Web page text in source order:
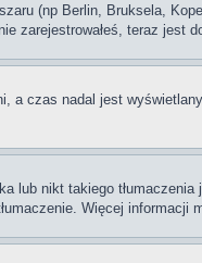
(np Berlin, Bruksela,
zarejestrowałeś, teraz jest
czas nadal jest
lub nikt takiego
Więcej